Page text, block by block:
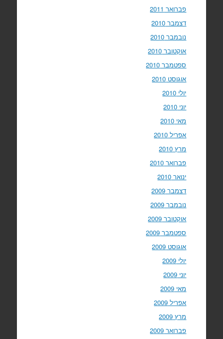
פברואר 2011
דצמבר 2010
נובמבר 2010
אוקטובר 2010
ספטמבר 2010
אוגוסט 2010
יולי 2010
יוני 2010
מאי 2010
אפריל 2010
מרץ 2010
פברואר 2010
ינואר 2010
דצמבר 2009
נובמבר 2009
אוקטובר 2009
ספטמבר 2009
אוגוסט 2009
יולי 2009
יוני 2009
מאי 2009
אפריל 2009
מרץ 2009
פברואר 2009